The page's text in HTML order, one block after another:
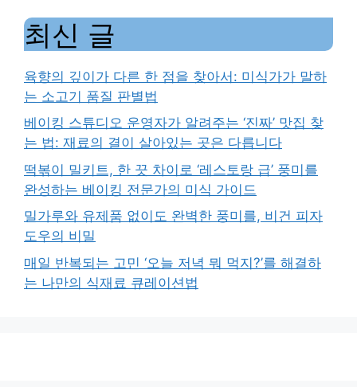
최신 글
육향의 깊이가 다른 한 점을 찾아서: 미식가가 말하
는 소고기 품질 판별법
베이킹 스튜디오 운영자가 알려주는 ‘진짜’ 맛집 찾
는 법: 재료의 결이 살아있는 곳은 다릅니다
떡볶이 밀키트, 한 끗 차이로 ‘레스토랑 급’ 풍미를
완성하는 베이킹 전문가의 미식 가이드
밀가루와 유제품 없이도 완벽한 풍미를, 비건 피자
도우의 비밀
매일 반복되는 고민 ‘오늘 저녁 뭐 먹지?’를 해결하
는 나만의 식재료 큐레이션법